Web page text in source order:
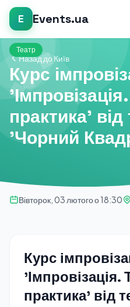
E Events.ua
Назад до Київ
Театр
Курс
практика' від
'Чорний
Вівторок, 03 лютого о 18:30
Курс
'Імпровізація.
практика' від